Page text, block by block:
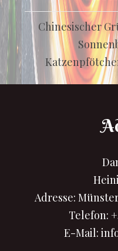
Chinesischer
Adresse:
Telefon:
E-Mail: